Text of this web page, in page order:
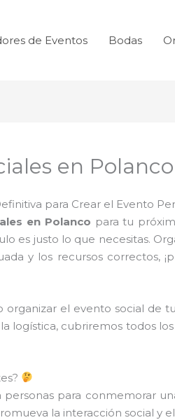
de Eventos Bodas
en Polanco
para Crear el Evento
en Polanco para tu
es justo lo que necesitas.
y los recursos correctos,
el evento social de
logística, cubriremos todos
para conmemorar
la interacción social y